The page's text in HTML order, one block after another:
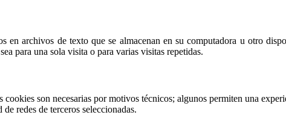
en archivos de texto que se almacenan en su computadora u otro
para una sola visita o para varias visitas repetidas.
son necesarias por motivos técnicos; algunos permiten una
redes de terceros seleccionadas.